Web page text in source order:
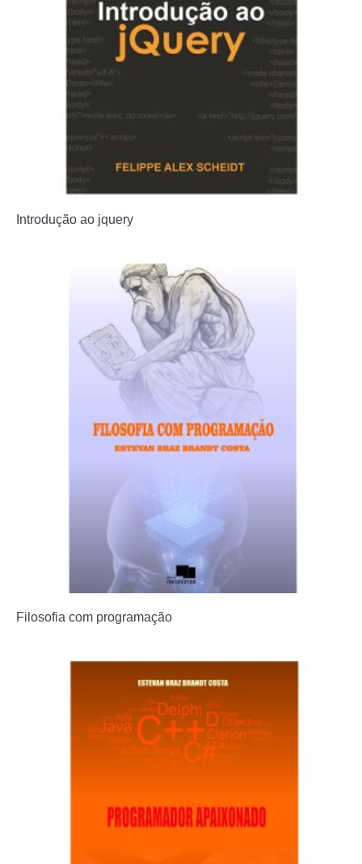
Introdução ao jquery
Filosofia com programação